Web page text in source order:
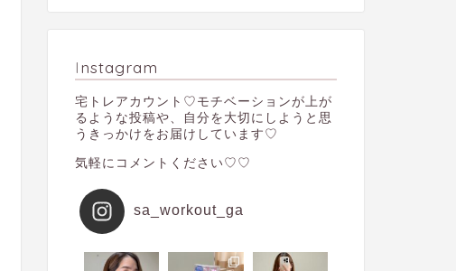
Instagram
宅トレアカウント♡モチベーションが上が
るような投稿や、自分を大切にしようと思
うきっかけをお届けしています♡
気軽にコメントください♡♡
sa_workout_ga